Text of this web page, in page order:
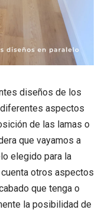
diseños de los
aspectos
de las lamas o
que vayamos a
elegido para la
otros aspectos
que tenga o
la posibilidad de